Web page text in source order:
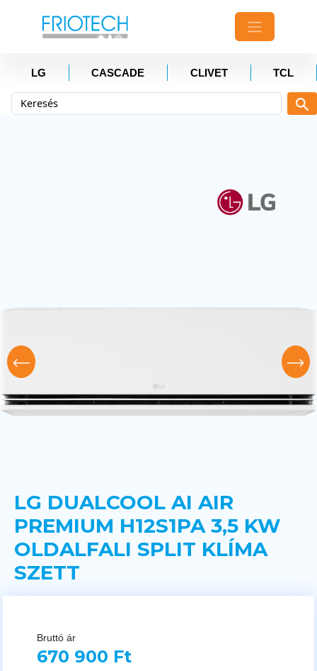
LG CASCADE CLIVET TCL
LG DUALCOOL AI AIR
PREMIUM H12S1PA 3,5 KW
OLDALFALI SPLIT KLÍMA
SZETT
Bruttó ár
670 900 Ft